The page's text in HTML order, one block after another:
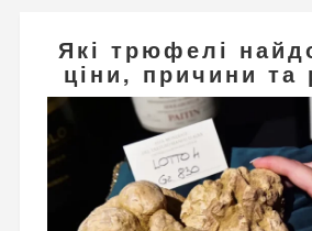
Які трюфелі
ціни, причини та